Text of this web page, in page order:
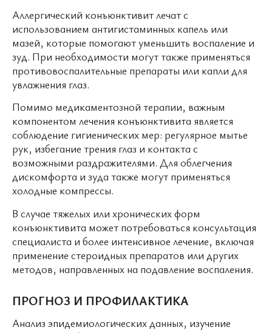
Аллергический конъюнктивит лечат с
использованием антигистаминных капель или
мазей, которые помогают уменьшить воспаление и
зуд. При необходимости могут также применяться
противовоспалительные препараты или капли для
увлажнения глаз.
Помимо медикаментозной терапии, важным
компонентом лечения конъюнктивита является
соблюдение гигиенических мер: регулярное мытье
рук, избегание трения глаз и контакта с
возможными раздражителями. Для облегчения
дискомфорта и зуда также могут применяться
холодные компрессы.
В случае тяжелых или хронических форм
конъюнктивита может потребоваться консультация
специалиста и более интенсивное лечение, включая
применение стероидных препаратов или других
методов, направленных на подавление воспаления.
ПРОГНОЗ И ПРОФИЛАКТИКА
Анализ эпидемиологических данных, изучение